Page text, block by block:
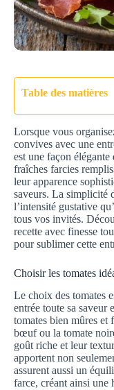
Table des matières
Lorsque vous
convives avec une
est une façon
fraîches farcies
leur apparence
saveurs. La simplicité
l’intensité gustative
tous vos invités.
recette avec finesse
pour sublimer cette
Choisir les tomates
Le choix des tomates
entrée toute sa saveur
tomates bien mûres
bœuf ou la tomate
goût riche et leur
apportent non
assurent aussi un
farce, créant ainsi une